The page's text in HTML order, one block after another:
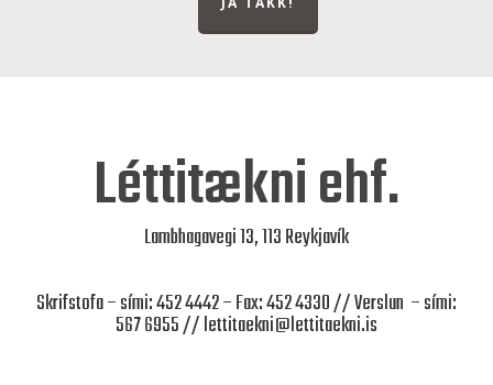
Léttitækni ehf.
Lambhagavegi 13, 113 Reykjavík
Skrifstofa – sími: 452 4442 – Fax: 452 4330 // Verslun – sími:
567 6955 //lettitaekni@lettitaekni.is